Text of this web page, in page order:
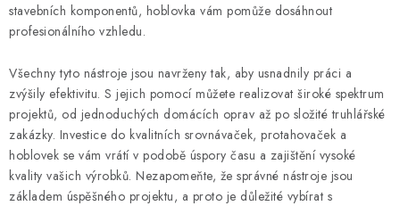
stavebních komponentů, hoblovka vám pomůže dosáhnout
profesionálního vzhledu.
Všechny tyto nástroje jsou navrženy tak, aby usnadnily práci a
zvýšily efektivitu. S jejich pomocí můžete realizovat široké spektrum
projektů, od jednoduchých domácích oprav až po složité truhlářské
zakázky. Investice do kvalitních srovnávaček, protahovaček a
hoblovek se vám vrátí v podobě úspory času a zajištění vysoké
kvality vašich výrobků. Nezapomeňte, že správné nástroje jsou
základem úspěšného projektu, a proto je důležité vybírat s